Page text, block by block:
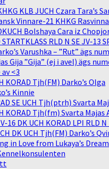
KLB JUCH Czara Tara’s
Vinnare-21 KHKG
Bolshaya Cara iz
STARTKLASS RLD N SE JV-
Varushka – ”Rut” ägs
Gija ”Gija” (ej i avel) ägs
<3
KORAD Tjh(FM) Darko’s Olga
Kinnie
SE UCH Tjh(ptrh) Svarta
KORAD Tjh(fm) Svarta Majas
16 DK UCH KORAD LPI RLD
DK UCH Tjh(FM) Darko’s
in Love from Lukaya’s